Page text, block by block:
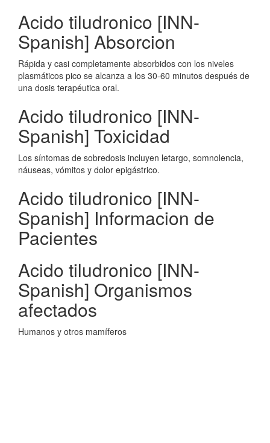
Acido tiludronico [INN-
Spanish] Absorcion
Rápida y casi completamente absorbidos con los niveles
plasmáticos pico se alcanza a los 30-60 minutos después de
una dosis terapéutica oral.
Acido tiludronico [INN-
Spanish] Toxicidad
Los síntomas de sobredosis incluyen letargo, somnolencia,
náuseas, vómitos y dolor epigástrico.
Acido tiludronico [INN-
Spanish] Informacion de
Pacientes
Acido tiludronico [INN-
Spanish] Organismos
afectados
Humanos y otros mamíferos